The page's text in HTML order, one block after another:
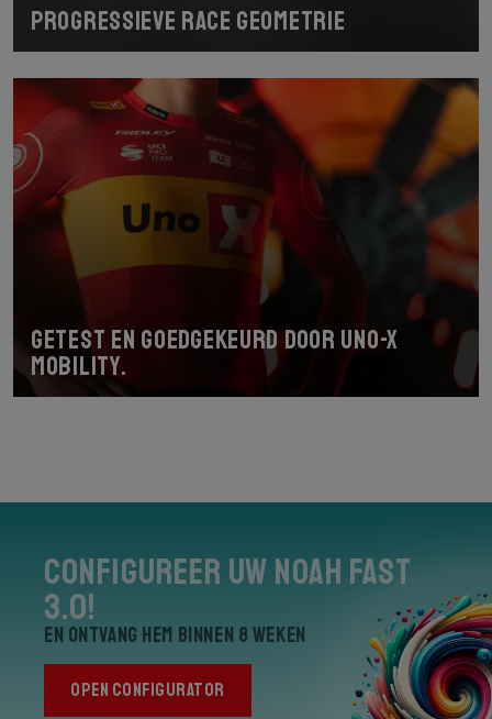
Progressieve race geometrie
Getest en goedgekeurd door Uno-X
Mobility.
Configureer uw Noah Fast
3.0!
en ontvang hem binnen 8 weken
OPEN CONFIGURATOR